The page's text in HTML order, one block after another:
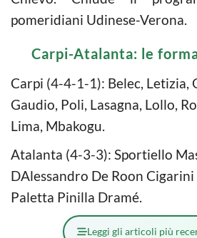
pomeridiani Udinese-Verona.
Carpi-Atalanta: le
Carpi (4-4-1-1): Belec, Letizia,
Gaudio, Poli, Lasagna, Lollo,
Lima, Mbakogu.
Atalanta (4-3-3): Sportiello
DAlessandro De Roon
Paletta Pinilla Dramé.
Leggi gli articoli più